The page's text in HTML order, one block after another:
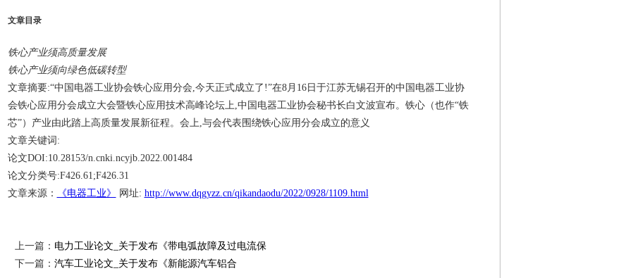
文章目录
铁心产业须高质量发展
铁心产业须向绿色低碳转型
文章摘要:“中国电器工业协会铁心应用分会,今天正式成立了!”在8月16日于江苏无锡召开的中国电器工业协
会铁心应用分会成立大会暨铁心应用技术高峰论坛上,中国电器工业协会秘书长白文波宣布。铁心（也作“铁
芯”）产业由此踏上高质量发展新征程。会上,与会代表围绕铁心应用分会成立的意义
文章关键词:
论文DOI:10.28153/n.cnki.ncyjb.2022.001484
论文分类号:F426.61;F426.31
文章来源：
《电器工业》 网址: http://www.dqgyzz.cn/qikandaodu/2022/0928/1109.html
上一篇： 电力工业论文_关于发布《带电弧故障及过电流保
下一篇： 汽车工业论文_关于发布《新能源汽车铝合